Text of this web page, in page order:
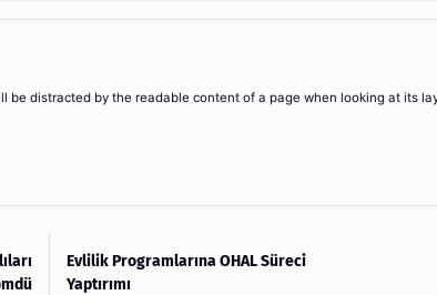
be distracted by the readable content of a page when looking at its
Evlilik Programlarına OHAL Süreci
Yaptırımı